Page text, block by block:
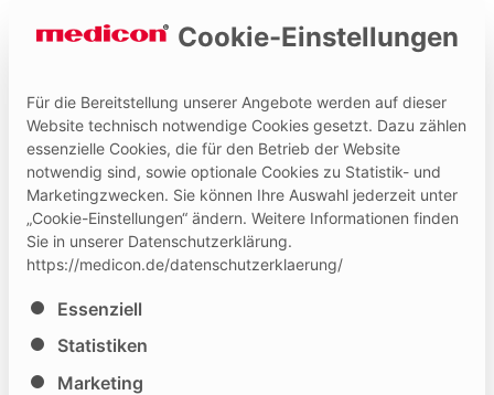
Hilfe und Kontakt Medicon Extranet
Cookie-Einstellungen
Für die Bereitstellung unserer Angebote werden auf dieser
Website technisch notwendige Cookies gesetzt. Dazu zählen
essenzielle Cookies, die für den Betrieb der Website
notwendig sind, sowie optionale Cookies zu Statistik- und
Marketingzwecken. Sie können Ihre Auswahl jederzeit unter
„Cookie-Einstellungen“ ändern. Weitere Informationen finden
Sie in unserer Datenschutzerklärung.
https://medicon.de/datenschutzerklaerung/
Es folgt eine Liste der Service-Gruppen, für die eine
Essenziell
Statistiken
Marketing